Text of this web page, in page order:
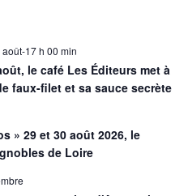
août-17 h 00 min
le café Les Éditeurs met à
faux-filet et sa sauce secrète
» 29 et 30 août 2026, le
de Loire